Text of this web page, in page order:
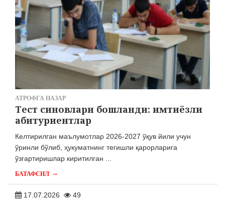
АТРОФГА НАЗАР
Тест синовлари бошланди: имтиёзли
абитуриентлар
Келтирилган маълумотлар 2026-2027 ўқув йили учун
ўринли бўлиб, ҳукуматнинг тегишли қарорларига
ўзгартиришлар киритилган ...
БАТАФСИЛ →
17.07.2026 49